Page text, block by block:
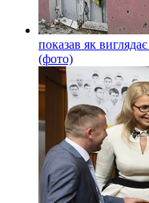
показав як
(фото)